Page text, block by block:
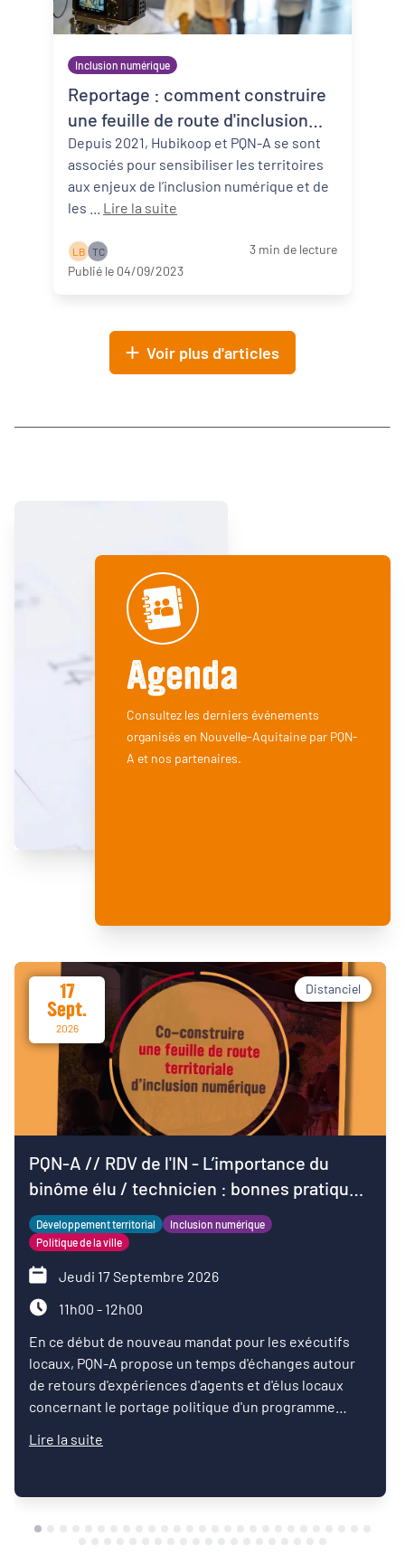
Inclusion numérique
Reportage : comment construire
une feuille de route d'inclusion
numérique ?
Depuis 2021, Hubikoop et PQN-A se sont
associés pour sensibiliser les territoires
aux enjeux de l’inclusion numérique et de
Lire la suite
L B T C
3 min de lecture
Publié le 04/09/2023
Voir plus d'articles
Agenda
Consultez les derniers événements
organisés en Nouvelle-Aquitaine par PQN-
A et nos partenaires.
17
Sept.
2026
Distanciel
PQN-A // RDV de l'IN - L’importance du
binôme élu / technicien : bonnes pratiques
pour démarrer le mandat
Développement territorial
Inclusion numérique
Politique de la ville
Jeudi 17 Septembre 2026
11h00 - 12h00
En ce début de nouveau mandat pour les exécutifs
locaux, PQN-A propose un temps d'échanges autour
de retours d'expériences d'agents et d'élus locaux
concernant le portage politique d'un programme
Lire la suite